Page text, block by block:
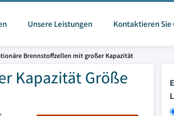
Unsere Leistungen Kontaktieren Sie
Brennstoffzellen mit großer Kapazität
Kapazität Größe